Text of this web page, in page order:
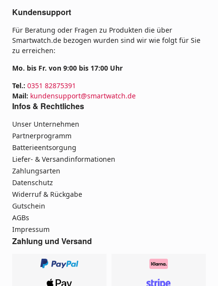
Kundensupport
Für Beratung oder Fragen zu Produkten die über
Smartwatch.de bezogen wurden sind wir wie folgt für Sie
zu erreichen:
Mo. bis Fr. von 9:00 bis 17:00 Uhr
Tel.: 0351 82875391
Mail: kundensupport@smartwatch.de
Infos & Rechtliches
Unser Unternehmen
Partnerprogramm
Batterieentsorgung
Liefer- & Versandinformationen
Zahlungsarten
Datenschutz
Widerruf & Rückgabe
Gutschein
AGBs
Impressum
Zahlung und Versand